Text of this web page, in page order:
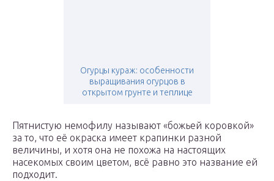
Огурцы кураж: особенности
выращивания огурцов в
открытом грунте и теплице
Пятнистую немофилу называют «божьей коровкой»
за то, что её окраска имеет крапинки разной
величины, и хотя она не похожа на настоящих
насекомых своим цветом, всё равно это название ей
подходит.